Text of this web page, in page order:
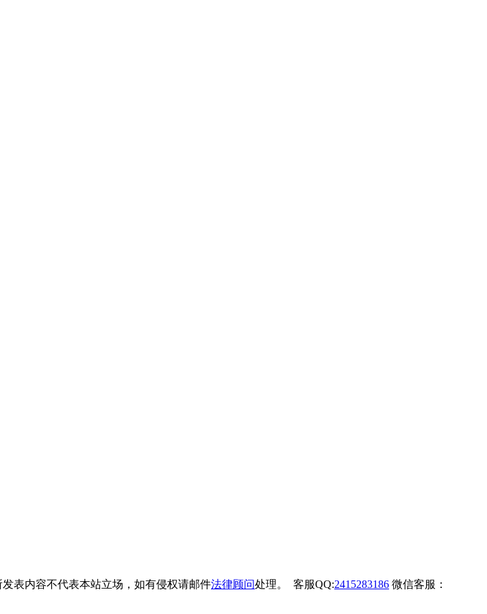
表内容不代表本站立场，如有侵权请邮件法律顾问处理。 客服QQ:2415283186 微信客服：